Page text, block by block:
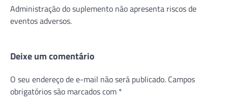
Administração do suplemento não apresenta riscos de
eventos adversos.
Deixe um comentário
O seu endereço de e-mail não será publicado. Campos
obrigatórios são marcados com *